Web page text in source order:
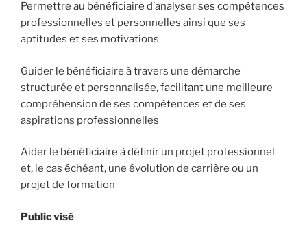
Permettre au bénéficiaire d’analyser ses compétences
professionnelles et personnelles ainsi que ses
aptitudes et ses motivations
Guider le bénéficiaire à travers une démarche
structurée et personnalisée, facilitant une meilleure
compréhension de ses compétences et de ses
aspirations professionnelles
Aider le bénéficiaire à définir un projet professionnel
et, le cas échéant, une évolution de carrière ou un
projet de formation
Public visé